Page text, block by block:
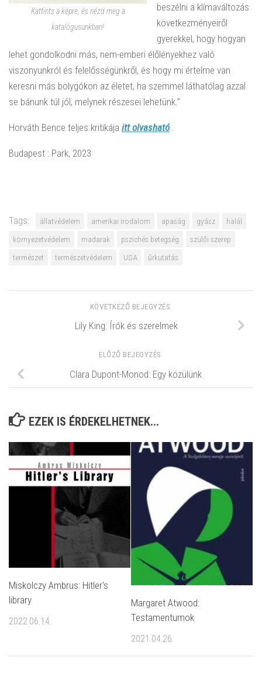
Kattints a képre, és nézd meg a
katalógusunkban!
beszélni a klímaváltozás
következményeiről
gyerekkel, hogy hogyan
lehet gondolkodni más, nem-emberi élőlényekhez való
viszonyunkról és felelősségünkről, és hogy mi értelme van
keresni más bolygókon az életet, ha szemmel láthatólag azzal
se bánunk túl jól, melynek részesei lehetünk.”
Horváth Bence teljes kritikája itt olvasható.
Budapest : Park, 2023
Tags: állatvédelem amerikai irodalom apaság gyász
halál
környezetvédelem
madarak pszichés betegség
szülői szerep
természet
természetvédelem USA űrkutatás
KÖVETKEZŐ BEJEGYZÉS
Lily King: Írók és szerelmek
ELŐZŐ BEJEGYZÉS
Clara Dupont-Monod: Egy közülünk
EZEK IS ÉRDEKELHETNEK...
Miskolczy Ambrus: Hitler’s
library
2022.06.14.
Margaret Atwood:
Testamentumok
2021.04.26.